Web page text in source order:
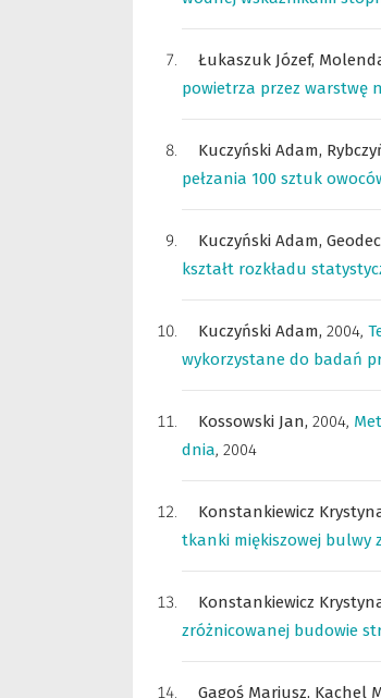
Łukaszuk Józef,
powietrza przez warstwę
Kuczyński Adam,
pełzania 100 sztuk
Kuczyński Adam,
kształt rozkładu
Kuczyński Adam, 2004,
wykorzystane do badań
Kossowski Jan, 2004,
dnia, 2004
Konstankiewicz
tkanki miękiszowej bulwy
Konstankiewicz
zróżnicowanej budowie
Gagoś Mariusz, Kachel